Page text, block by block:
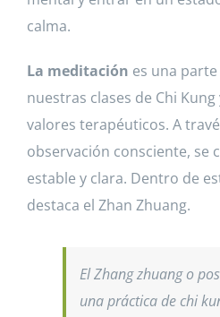
calma.
La meditación es una
nuestras clases de Chi
valores terapéuticos. A
observación consciente, se
estable y clara. Dentro de
destaca el Zhan Zhuang.
El Zhang zhuang o
una práctica de chi